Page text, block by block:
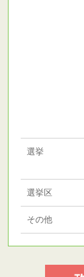
選挙
選挙区
その他